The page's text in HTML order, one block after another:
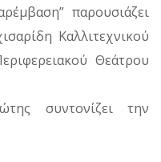
παρουσιάζει
Καλλιτεχνικού
Θεάτρου
συντονίζει την